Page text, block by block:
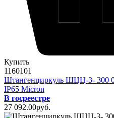
Купить
1160101
Штангенциркуль ШЦЦ-3- 300
IP65 Micron
В госреестре
27 092.00pуб.